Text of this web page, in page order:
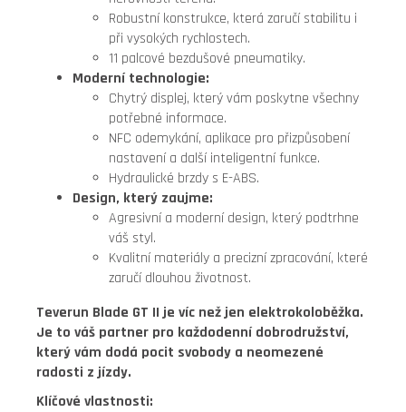
Robustní konstrukce, která zaručí stabilitu i
při vysokých rychlostech.
11 palcové bezdušové pneumatiky.
Moderní technologie:
Chytrý displej, který vám poskytne všechny
potřebné informace.
NFC odemykání, aplikace pro přizpůsobení
nastavení a další inteligentní funkce.
Hydraulické brzdy s E-ABS.
Design, který zaujme:
Agresivní a moderní design, který podtrhne
váš styl.
Kvalitní materiály a precizní zpracování, které
zaručí dlouhou životnost.
Teverun Blade GT II je víc než jen elektrokoloběžka.
Je to váš partner pro každodenní dobrodružství,
který vám dodá pocit svobody a neomezené
radosti z jízdy.
Klíčové vlastnosti: